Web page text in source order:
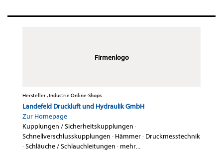
Firmenlogo
Hersteller , Industrie Online-Shops
Landefeld Druckluft und Hydraulik GmbH
Zur Homepage
Kupplungen / Sicherheitskupplungen ·
Schnellverschlusskupplungen · Hämmer· Druckmesstechnik
·Schläuche / Schlauchleitungen · mehr...